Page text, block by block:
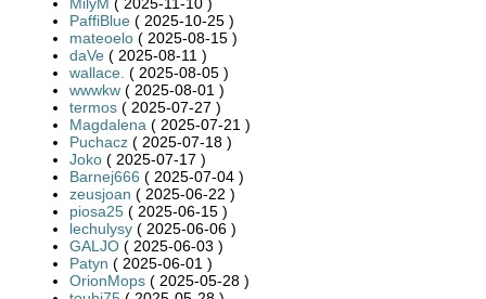
PaffiBlue ( 2025-10-25 )
mateoelo ( 2025-08-15 )
daVe ( 2025-08-11 )
wallace. ( 2025-08-05 )
wwwkw ( 2025-08-01 )
termos ( 2025-07-27 )
Magdalena ( 2025-07-21 )
Puchacz ( 2025-07-18 )
Joko ( 2025-07-17 )
Barnej666 ( 2025-07-04 )
zeusjoan ( 2025-06-22 )
piosa25 ( 2025-06-15 )
lechulysy ( 2025-06-06 )
GALJO ( 2025-06-03 )
Patyn ( 2025-06-01 )
OrionMops ( 2025-05-28 )